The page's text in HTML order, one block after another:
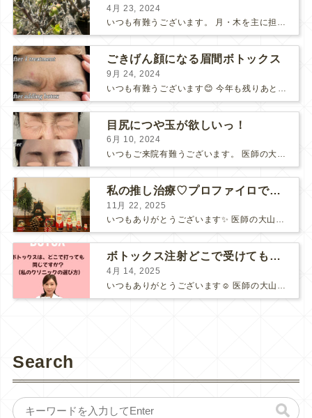
4月 23, 2024
いつも有難うございます。 月・木を主に担当しております大山です。 春になり、庭ではタケノコや梅が顔を出していました♪ あっという間に夏が来そうです。 ・・・・・・・・・・ ...
ごきげん顔になる眉間ボトックス
9月 24, 2024
目尻につや玉が欲しいっ！
6月 10, 2024
いつもご来院有難うございます。 医師の大山です😊 こちらは担当させて頂いた 「目尻BOTOX」の40代の患者さまの経過のお写真⇩ もともと静止ジワはあまり深くない方です...
私の推し治療♡プロファイロで目の下もふんわり明るく
11月 22, 2025
いつもありがとうございます✨ 医師の大山です。 11月も後半になりましたね。 自宅で、少しだけクリスマスの飾り付けをしてみました😊 ですが、 普段の我が家は、息子とガチャで集...
ボトックス注射どこで受けても一緒ですか？ 【施術者目線のクリニック選びのポイント】
4月 14, 2025
Search